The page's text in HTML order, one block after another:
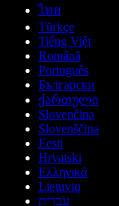
ไทย
Türkçe
Tiếng Việt
Română
Português
Български
ქართული
Slovenčina
Slovenščina
Eesti
Hrvatski
Ελληνικά
Lietuvių
עברית